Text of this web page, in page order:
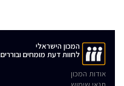
המכון הישראלי
לחוות דעת מומחים ובוררים
אודות המכון